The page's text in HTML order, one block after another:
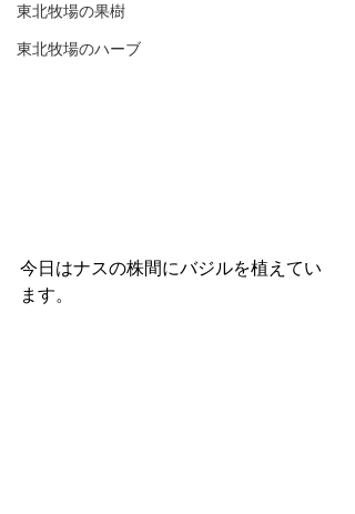
東北牧場の果樹
東北牧場のハーブ
今日はナスの株間にバジルを植えてい
ます。